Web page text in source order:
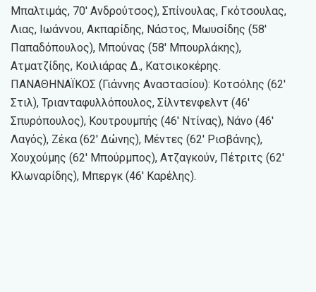
Μπαλτιμάς, 70′ Ανδρούτσος), Σπίνουλας, Γκότσουλας,
Λιας, Ιωάννου, Ακπαρίδης, Νάστος, Μωυσίδης (58′
Παπαδόπουλος), Μπούνας (58′ Μπουρλάκης),
Ατματζίδης, Κοιλιάρας Δ., Κατσικοκέρης.
ΠΑΝΑΘΗΝΑΪΚΟΣ (Γιάννης Αναστασίου): Κοτσόλης (62′
Στιλ), Τριανταφυλλόπουλος, Σίλντενφελντ (46′
Σπυρόπουλος), Κουτρουμπής (46′ Ντίνας), Νάνο (46′
Λαγός), Ζέκα (62′ Δώνης), Μέντες (62′ Ρισβάνης),
Χουχούμης (62′ Μπούρμπος), Ατζαγκούν, Πέτριτς (62′
Κλωναρίδης), Μπεργκ (46′ Καρέλης).